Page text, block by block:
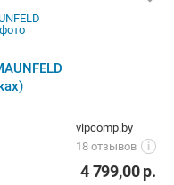
vipcomp.by
18 отзывов
i
4 799,00р.